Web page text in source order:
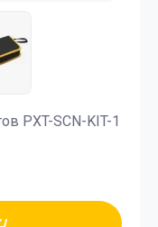
PXT-SCN-KIT-1